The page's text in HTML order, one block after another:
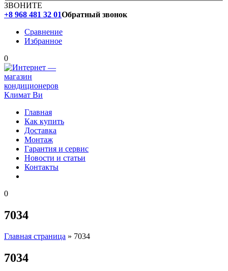
ЗВОНИТЕ
+8 968 481 32 01Обратный звонок
Сравнение
Избранное
0
Главная
Как купить
Доставка
Монтаж
Гарантия и сервис
Новости и статьи
Контакты
0
7034
Главная страница » 7034
7034